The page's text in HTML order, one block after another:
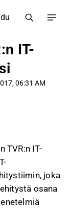
IT-
06:31 AM
TVR:n IT-
joka
osana